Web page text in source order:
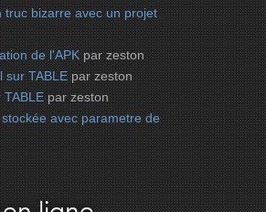
truc bizarre avec un projet
de l'APK par zeston
sur TABLE par zeston
TABLE par zeston
avec parametre de